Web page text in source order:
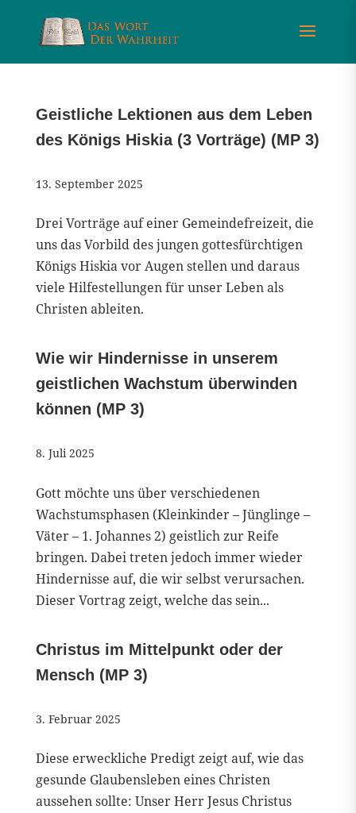
Geistliche Lektionen aus dem Leben
des Königs Hiskia (3 Vorträge) (MP 3)
13. September 2025
Drei Vorträge auf einer Gemeindefreizeit, die
uns das Vorbild des jungen gottesfürchtigen
Königs Hiskia vor Augen stellen und daraus
viele Hilfestellungen für unser Leben als
Christen ableiten.
Wie wir Hindernisse in unserem
geistlichen Wachstum überwinden
können (MP 3)
8. Juli 2025
Gott möchte uns über verschiedenen
Wachstumsphasen (Kleinkinder – Jünglinge –
Väter – 1. Johannes 2) geistlich zur Reife
bringen. Dabei treten jedoch immer wieder
Hindernisse auf, die wir selbst verursachen.
Dieser Vortrag zeigt, welche das sein...
Christus im Mittelpunkt oder der
Mensch (MP 3)
3. Februar 2025
Diese erweckliche Predigt zeigt auf, wie das
gesunde Glaubensleben eines Christen
aussehen sollte: Unser Herr Jesus Christus